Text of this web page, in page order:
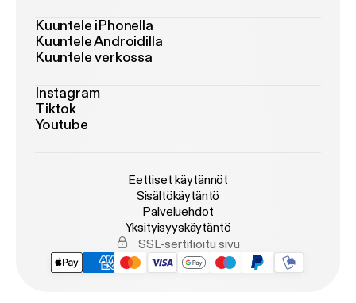
Kuuntele iPhonella
Kuuntele Androidilla
Kuuntele verkossa
Instagram
Tiktok
Youtube
Eettiset käytännöt
Sisältökäytäntö
Palveluehdot
Yksityisyyskäytäntö
SSL-sertifioitu sivu